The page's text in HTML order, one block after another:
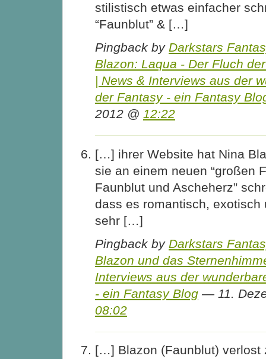
stilistisch etwas einfacher
“Faunblut” & […]
Pingback by Darkstars
Blazon: Laqua - Der Fluch
| News & Interviews aus der
der Fantasy - ein Fantasy
2012 @ 12:22
[…] ihrer Website hat Nina
sie an einem neuen “großen
Faunblut und Ascheherz”
dass es romantisch, exotisch
sehr […]
Pingback by Darkstars
Blazon und das
Interviews aus der
- ein Fantasy Blog — 11.
08:02
[…] Blazon (Faunblut) verlost